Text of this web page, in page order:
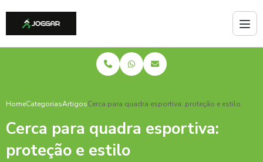
HomeCategoriasArtigosCerca para quadra esportiva: proteção e estilo
Cerca para quadra esportiva:
proteção e estilo